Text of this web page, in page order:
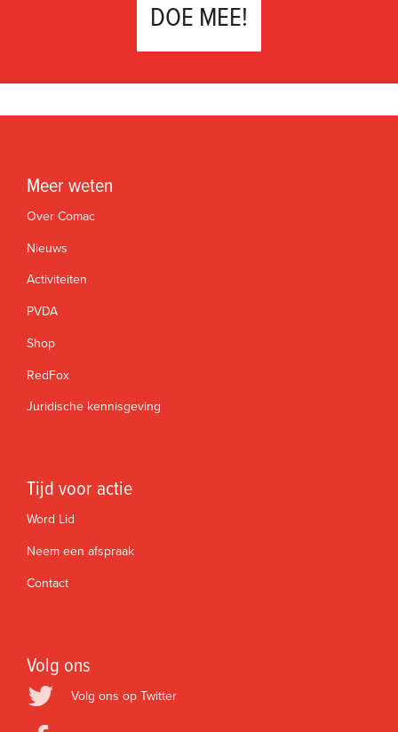
DOE MEE!
Meer weten
Over Comac
Nieuws
Activiteiten
PVDA
Shop
RedFox
Juridische kennisgeving
Tijd voor actie
Word Lid
Neem een afspraak
Contact
Volg ons
Volg ons op Twitter